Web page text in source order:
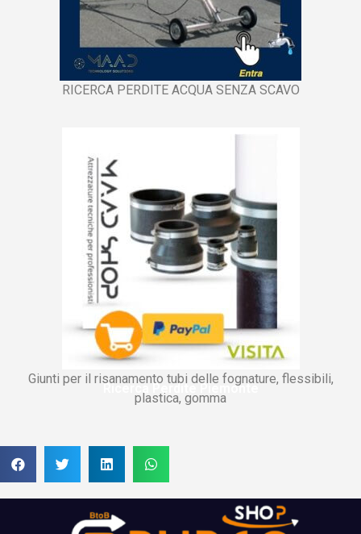
RICERCA PERDITE ACQUA SENZA SCAVO
Giunti per il risanamento tubi delle fognature, flessibili,
plastica, gomma
Ricerca Perdite Piemonte